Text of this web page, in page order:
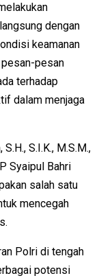
dengan
keamanan
pesan-pesan
terhadap
dalam menjaga
S.I.K., M.S.M.,
Syaipul Bahri
salah satu
mencegah
Polri di tengah
potensi